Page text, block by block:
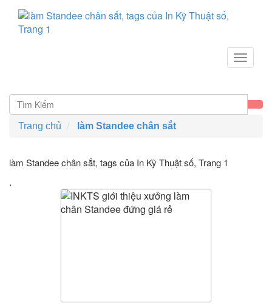
Toggle
Trang chủ làm Standee chân sắt
làm Standee chân sắt, tags của In Kỹ Thuật số, Trang 1
.